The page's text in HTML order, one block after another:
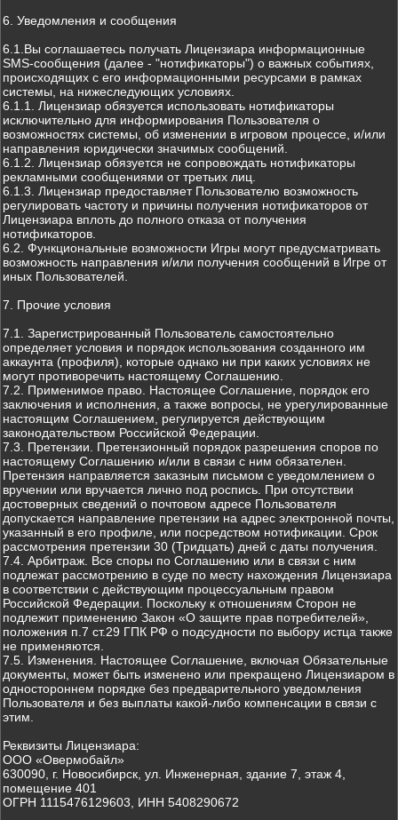
6. Уведомления и сообщения
6.1.Вы соглашаетесь получать Лицензиара информационные
SMS-сообщения (далее - "нотификаторы") о важных событиях,
происходящих с его информационными ресурсами в рамках
системы, на нижеследующих условиях.
6.1.1. Лицензиар обязуется использовать нотификаторы
исключительно для информирования Пользователя о
возможностях системы, об изменении в игровом процессе, и/или
направления юридически значимых сообщений.
6.1.2. Лицензиар обязуется не сопровождать нотификаторы
рекламными сообщениями от третьих лиц.
6.1.3. Лицензиар предоставляет Пользователю возможность
регулировать частоту и причины получения нотификаторов от
Лицензиара вплоть до полного отказа от получения
нотификаторов.
6.2. Функциональные возможности Игры могут предусматривать
возможность направления и/или получения сообщений в Игре от
иных Пользователей.
7. Прочие условия
7.1. Зарегистрированный Пользователь самостоятельно
определяет условия и порядок использования созданного им
аккаунта (профиля), которые однако ни при каких условиях не
могут противоречить настоящему Соглашению.
7.2. Применимое право. Настоящее Соглашение, порядок его
заключения и исполнения, а также вопросы, не урегулированные
настоящим Соглашением, регулируется действующим
законодательством Российской Федерации.
7.3. Претензии. Претензионный порядок разрешения споров по
настоящему Соглашению и/или в связи с ним обязателен.
Претензия направляется заказным письмом с уведомлением о
вручении или вручается лично под роспись. При отсутствии
достоверных сведений о почтовом адресе Пользователя
допускается направление претензии на адрес электронной почты,
указанный в его профиле, или посредством нотификации. Срок
рассмотрения претензии 30 (Тридцать) дней с даты получения.
7.4. Арбитраж. Все споры по Соглашению или в связи с ним
подлежат рассмотрению в суде по месту нахождения Лицензиара
в соответствии с действующим процессуальным правом
Российской Федерации. Поскольку к отношениям Сторон не
подлежит применению Закон «О защите прав потребителей»,
положения п.7 ст.29 ГПК РФ о подсудности по выбору истца также
не применяются.
7.5. Изменения. Настоящее Соглашение, включая Обязательные
документы, может быть изменено или прекращено Лицензиаром в
одностороннем порядке без предварительного уведомления
Пользователя и без выплаты какой-либо компенсации в связи с
этим.
Реквизиты Лицензиара:
ООО «Овермобайл»
630090, г. Новосибирск, ул. Инженерная, здание 7, этаж 4,
помещение 401
ОГРН 1115476129603, ИНН 5408290672